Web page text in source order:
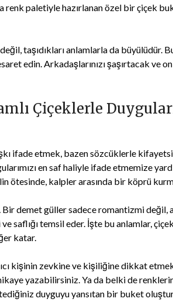
renk paletiyle hazırlanan özel bir çiçek
taşıdıkları anlamlarla da büyülüdür.
edin. Arkadaşlarınızı şaşırtacak ve
Çiçeklerle
ifade etmek, bazen sözcüklerle
en saf haliyle ifade etmemize
ötesinde, kalpler arasında bir köprü
demet güller sadece romantizmi değil,
saflığı temsil eder. İşte bu anlamlar,
katar.
kişinin zevkine ve kişiliğine dikkat
yazabilirsiniz. Ya da belki de
duyguyu yansıtan bir buket